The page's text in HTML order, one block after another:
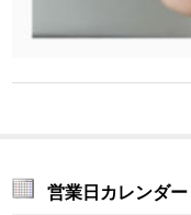
営業日カレンダー